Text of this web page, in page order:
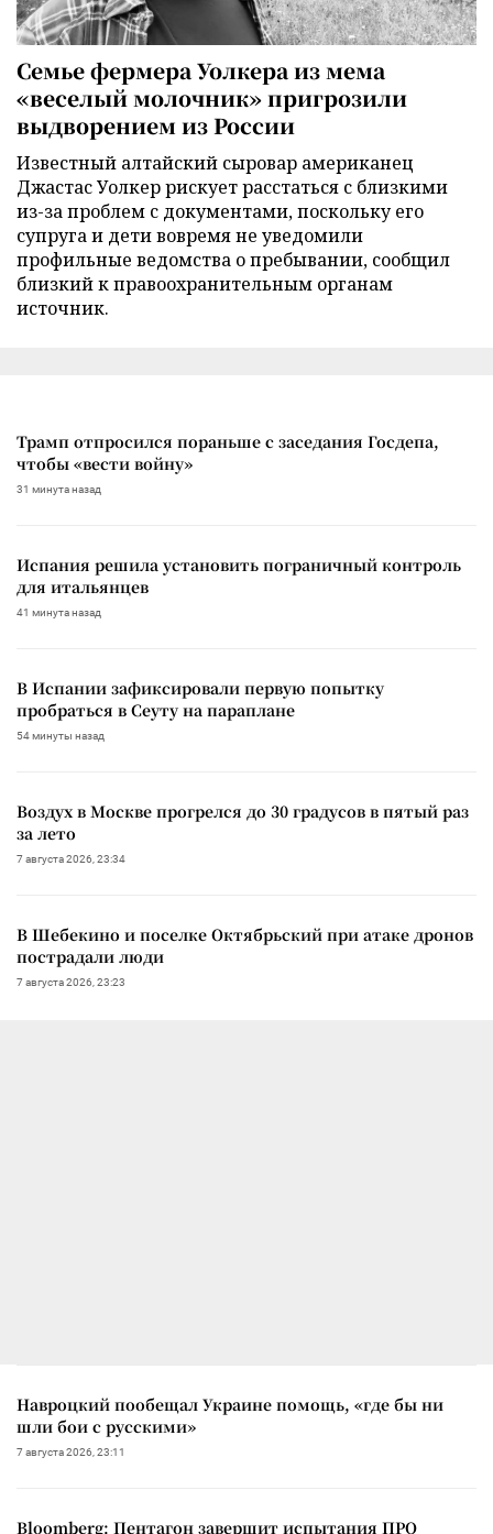
Семье фермера Уолкера из мема
«веселый молочник» пригрозили
выдворением из России
Известный алтайский сыровар американец
Джастас Уолкер рискует расстаться с близкими
из-за проблем с документами, поскольку его
супруга и дети вовремя не уведомили
профильные ведомства о пребывании, сообщил
близкий к правоохранительным органам
источник.
Трамп отпросился пораньше с заседания Госдепа,
чтобы «вести войну»
31 минута назад
Испания решила установить пограничный контроль
для итальянцев
41 минута назад
В Испании зафиксировали первую попытку
пробраться в Сеуту на параплане
54 минуты назад
Воздух в Москве прогрелся до 30 градусов в пятый раз
за лето
7 августа 2026, 23:34
В Шебекино и поселке Октябрьский при атаке дронов
пострадали люди
7 августа 2026, 23:23
Навроцкий пообещал Украине помощь, «где бы ни
шли бои с русскими»
7 августа 2026, 23:11
Bloomberg: Пентагон завершит испытания ПРО